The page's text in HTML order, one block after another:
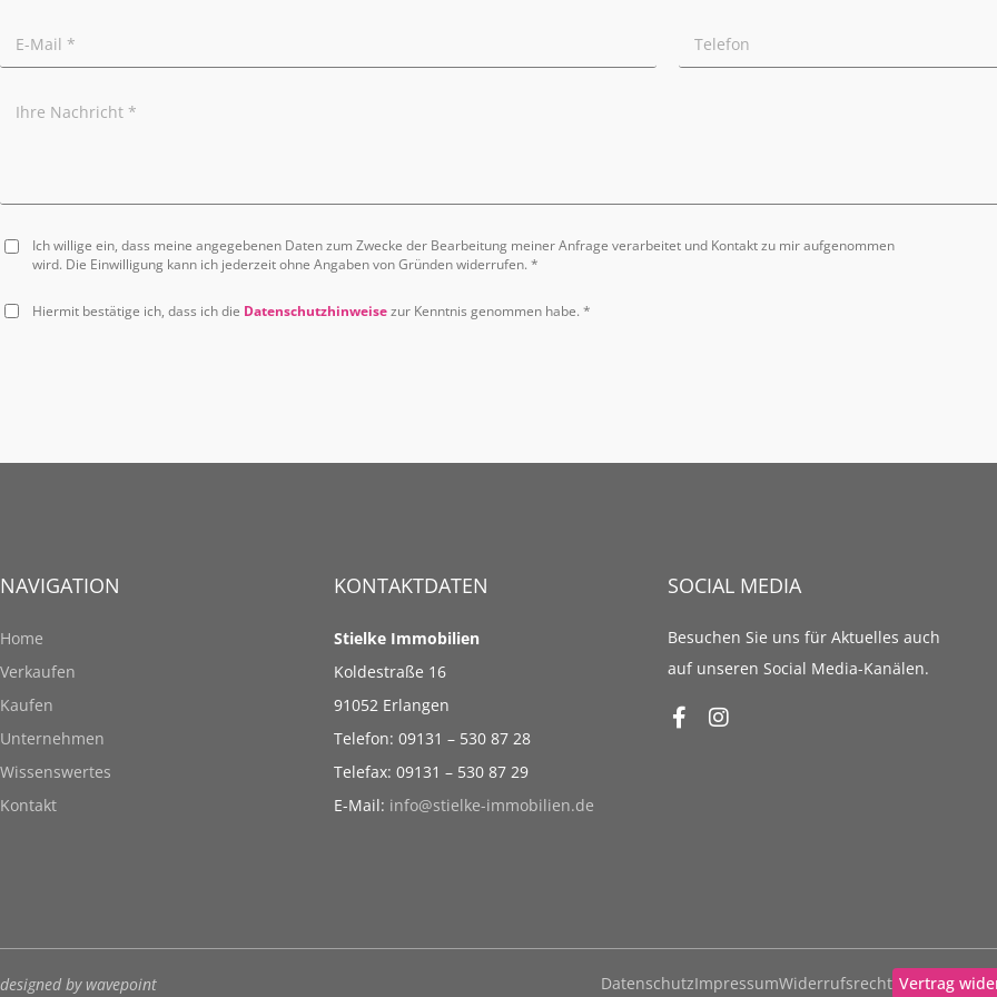
NAVIGATION
Home
Verkaufen
Kaufen
Unternehmen
Wissenswertes
Kontakt
KONTAKTDATEN
Stielke Immobilien
Koldestraße 16
91052 Erlangen
Telefon: 09131 – 530 87 28
Telefax: 09131 – 530 87 29
E-Mail: info@stielke-immobilien.de
SOCIAL MEDIA
Besuchen Sie uns für Aktuelles auch
auf unseren Social Media-Kanälen.
designed by wavepoint DatenschutzImpressumWiderrufsrecht Vertrag
Ich willige ein, dass meine angegebenen Daten zum Zwecke der Bearbeitung meiner Anfrage verarbeitet und Kontakt zu mir aufgenommen
wird. Die Einwilligung kann ich jederzeit ohne Angaben von Gründen widerrufen. *
Hiermit bestätige ich, dass ich die Datenschutzhinweisezur Kenntnis genommen habe. *